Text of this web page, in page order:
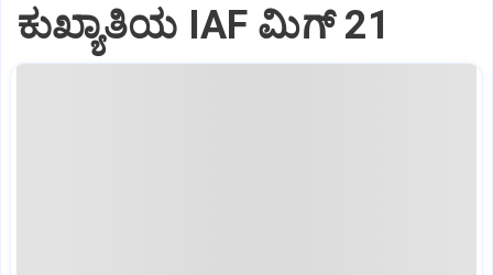
ಕುಖ್ಯಾತಿಯ IAF ಮಿಗ್‌ 21